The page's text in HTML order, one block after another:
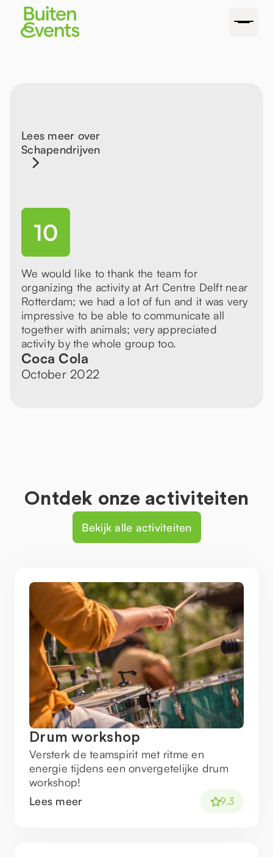
Lees meer over
Schapendrijven
10
We would like to thank the team for
organizing the activity at Art Centre Delft near
Rotterdam; we had a lot of fun and it was very
impressive to be able to communicate all
together with animals; very appreciated
activity by the whole group too.
Coca Cola
October 2022
Ontdek onze activiteiten
Bekijk alle activiteiten
Drum workshop
Versterk de teamspirit met ritme en
energie tijdens een onvergetelijke drum
workshop!
Lees meer
9.3